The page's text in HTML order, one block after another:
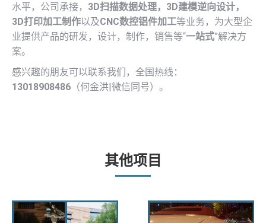
水平，公司承接， 3D扫描数据处理，3D建模逆向设计，
3D打印加工制作以及CNC数控铝件加工等业务，为大型企
业提供产品的研发，设计，制作，销售等“一站式”解决方
案。
感兴趣的朋友可以联系我们，全国热线：
13018908486 （何金洪|微信同号）。
其他项目